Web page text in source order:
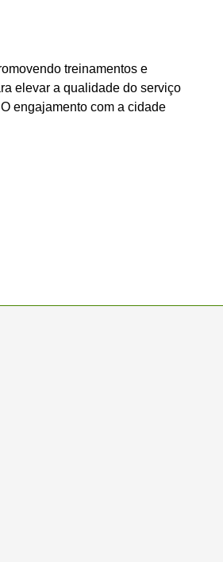
treinamentos e
elevar a qualidade do serviço
engajamento com a cidade